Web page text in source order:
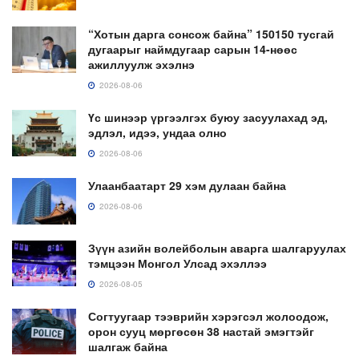
“Хотын дарга сонсож байна” 150150 тусгай
дугаарыг наймдугаар сарын 14-нөөс
ажиллуулж эхэлнэ
2026-08-06
Үс шинээр үргээлгэх буюу засуулахад эд,
эдлэл, идээ, ундаа олно
2026-08-06
Улаанбаатарт 29 хэм дулаан байна
2026-08-06
Зүүн азийн волейболын аварга шалгаруулах
тэмцээн Монгол Улсад эхэллээ
2026-08-05
Согтуугаар тээврийн хэрэгсэл жолоодож,
орон сууц мөргөсөн 38 настай эмэгтэйг
шалгаж байна